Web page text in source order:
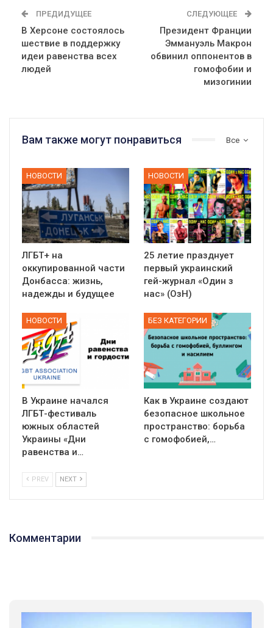
ПРЕДИДУЩЕЕ
В Херсоне состоялось
шествие в поддержку
идеи равенства всех
людей
СЛЕДУЮЩЕЕ
Президент Франции
Эммануэль Макрон
обвинил оппонентов в
гомофобии и
мизогинии
Все
Вам также могут понравиться
НОВОСТИ
ЛГБТ+ на
оккупированной части
Донбасса: жизнь,
надежды и будущее
НОВОСТИ
25 летие празднует
первый украинский
гей-журнал «Один з
нас» (ОзН)
НОВОСТИ
В Украине начался
ЛГБТ-фестиваль
южных областей
Украины «Дни
равенства и…
БЕЗ КАТЕГОРИИ
Как в Украине создают
безопасное школьное
пространство: борьба
с гомофобией,…
PREV NEXT
Комментарии